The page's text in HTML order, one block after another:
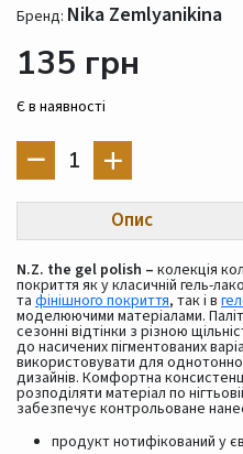
Бренд: Nika Zemlyanikina
135 грн
Є в наявності
1
Опис
N.Z. the gel polish – колекція
покриття як у класичній гель-
та фінішного покриття, так і в
моделюючими матеріалами.
сезонні відтінки з різною
до насичених пігментованих
використовувати для
дизайнів. Комфортна
розподіляти матеріал по
забезпечує контрольоване
продукт нотифікований у